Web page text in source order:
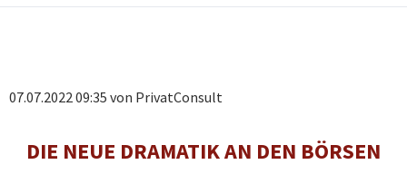
07.07.2022 09:35 von PrivatConsult
DIE NEUE DRAMATIK AN DEN BÖRSEN